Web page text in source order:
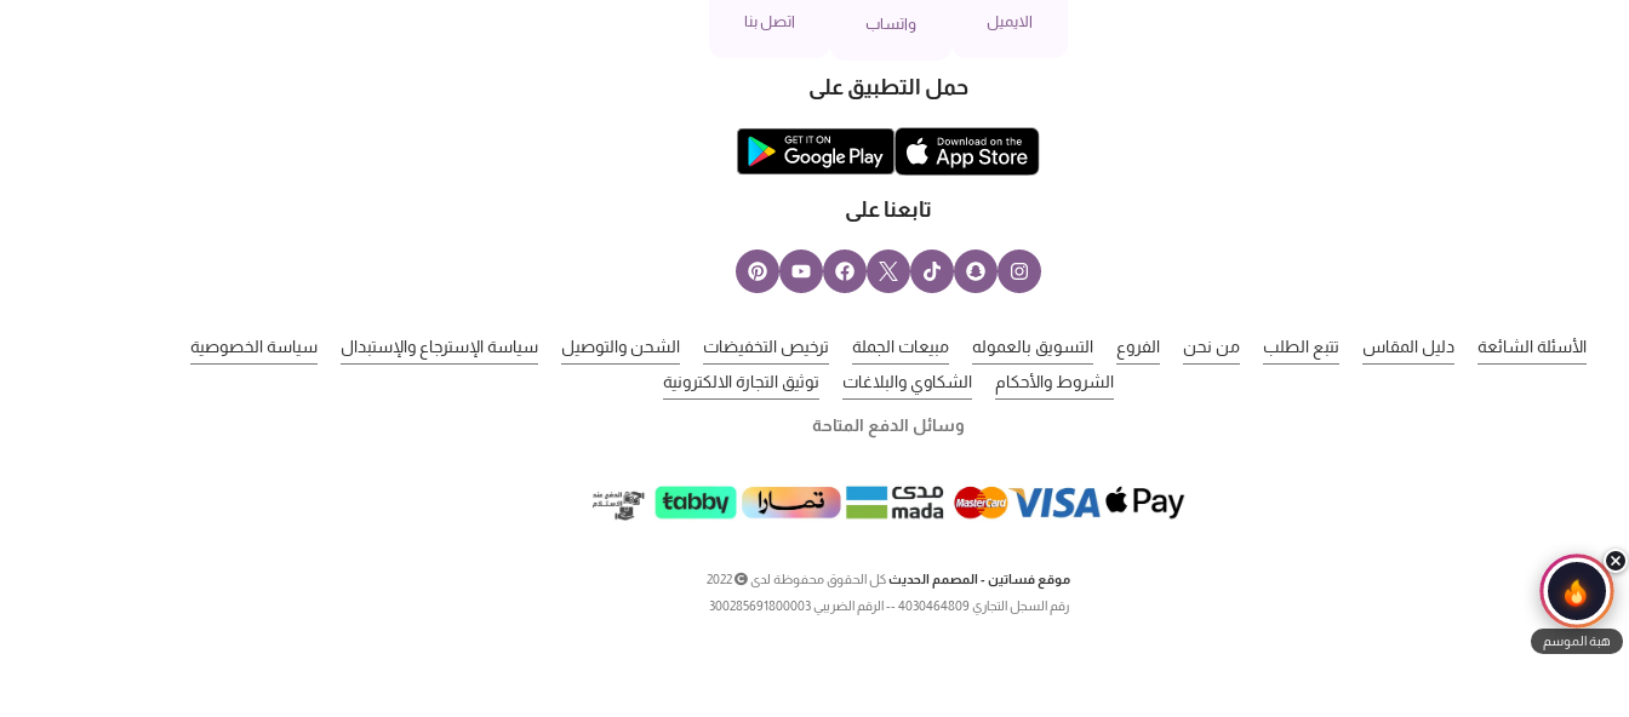
الايميل واتساب اتصل بنا
حمل التطبيق على
تابعنا على
الأسئلة الشائعة دليل المقاس تتبع الطلب من نحن الفروع التسويق بالعموله مبيعات الجملة ترخيص التخفيضات الشحن والتوصيل سياسة الإسترجاع والإستبدال
سياسة الخصوصية
الشروط والأحكام
الشكاوي والبلاغات توثيق التجارة الالكترونية
وسائل الدفع المتاحة
موقع فساتين - المصمم الحديثكل الحقوق محفوظة لدى
رقم السجل التجاري 4030464809 -- الرقم الضريبي 300285691800003
هبة الموسم